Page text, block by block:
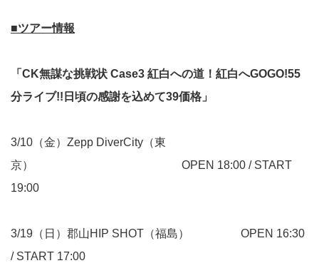
■ツアー情報
「CK無謀な挑戦状 Case3 紅白への道！紅白へGOGO!55
分ライブ!!日頃の感謝を込めて39価格」
3/10（金）Zepp DiverCity（東
京） OPEN 18:00 / START
19:00
3/19（日）郡山HIP SHOT（福島） OPEN 16:30
/ START 17:00